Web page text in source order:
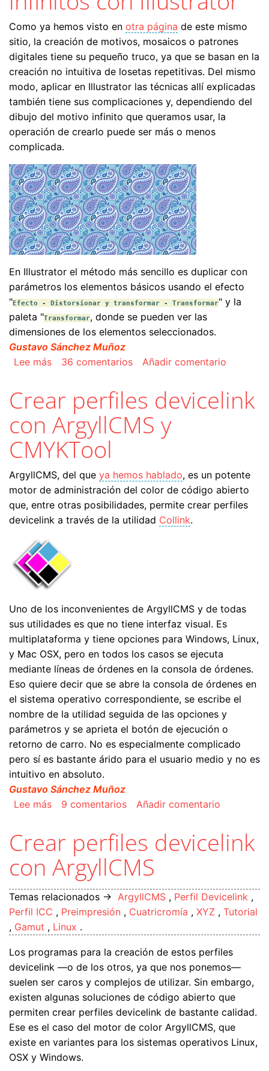
Como ya hemos visto en otra página de este mismo
sitio, la creación de motivos, mosaicos o patrones
digitales tiene su pequeño truco, ya que se basan en la
creación no intuitiva de losetas repetitivas. Del mismo
modo, aplicar en Illustrator las técnicas allí explicadas
también tiene sus complicaciones y, dependiendo del
dibujo del motivo infinito que queramos usar, la
operación de crearlo puede ser más o menos
complicada.
En Illustrator el método más sencillo es duplicar con
parámetros los elementos básicos usando el efecto
"Efecto - Distorsionar y transformar - Transformar" y la
paleta "Transformar, donde se pueden ver las
dimensiones de los elementos seleccionados.
Gustavo Sánchez Muñoz
Lee mássobre Patrones o motivos infinitos con
36 comentarios Añadir comentario
Crear perfiles devicelink
con ArgyllCMS y
CMYKTool
ArgyllCMS, del que ya hemos hablado, es un potente
motor de administración del color de código abierto
que, entre otras posibilidades, permite crear perfiles
devicelink a través de la utilidad Collink.
Uno de los inconvenientes de ArgyllCMS y de todas
sus utilidades es que no tiene interfaz visual. Es
multiplataforma y tiene opciones para Windows, Linux,
y Mac OSX, pero en todos los casos se ejecuta
mediante líneas de órdenes en la consola de órdenes.
Eso quiere decir que se abre la consola de órdenes en
el sistema operativo correspondiente, se escribe el
nombre de la utilidad seguida de las opciones y
parámetros y se aprieta el botón de ejecución o
retorno de carro. No es especialmente complicado
pero sí es bastante árido para el usuario medio y no es
intuitivo en absoluto.
Gustavo Sánchez Muñoz
Lee mássobre Crear perfiles devicelink con ArgyllCMS
9 comentarios Añadir comentario
Crear perfiles devicelink
con ArgyllCMS
Temas relacionados → ArgyllCMS , Perfil Devicelink ,
Perfil ICC , Preimpresión , Cuatricromía , XYZ , Tutorial
, Gamut , Linux .
Los programas para la creación de estos perfiles
devicelink —o de los otros, ya que nos ponemos—
suelen ser caros y complejos de utilizar. Sin embargo,
existen algunas soluciones de código abierto que
permiten crear perfiles devicelink de bastante calidad.
Ese es el caso del motor de color ArgyllCMS, que
existe en variantes para los sistemas operativos Linux,
OSX y Windows.